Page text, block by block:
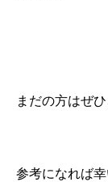
まだの方はぜ
参考になれば幸